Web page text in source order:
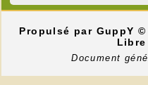
Propulsé par GuppY©
Libre
Document